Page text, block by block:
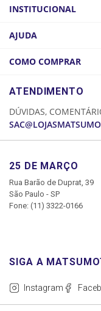
INSTITUCIONAL
COMO CHEGAR
AJUDA
COMO COMPRAR
CADASTRE-SE
MINHA CONTA
MEUS PEDIDOS
ATENDIMENTO
DÚVIDAS,
Instagram
25 DE MARÇO
Rua Barão de Duprat, 39
São Paulo - SP
Fone: (11) 3322-0166